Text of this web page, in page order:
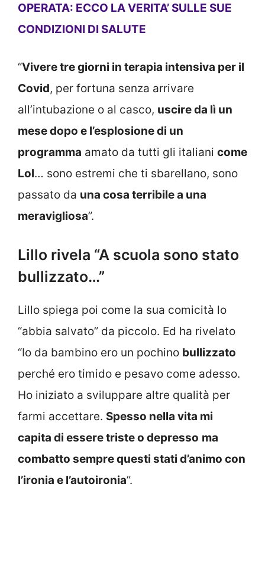
OPERATA: ECCO LA VERITA’ SULLE SUE
CONDIZIONI DI SALUTE
“Vivere tre giorni in terapia intensiva per il
Covid, per fortuna senza arrivare
all’intubazione o al casco, uscire da lì un
mese dopo e l’esplosione di un
programma amato da tutti gli italiani come
Lol… sono estremi che ti sbarellano, sono
passato da una cosa terribile a una
meravigliosa”.
Lillo rivela “A scuola sono stato
bullizzato…”
Lillo spiega poi come la sua comicità lo
“abbia salvato” da piccolo. Ed ha rivelato
“Io da bambino ero un pochino bullizzato
perché ero timido e pesavo come adesso.
Ho iniziato a sviluppare altre qualità per
farmi accettare. Spesso nella vita mi
capita di essere triste o depresso ma
combatto sempre questi stati d’animo con
l’ironia e l’autoironia”.